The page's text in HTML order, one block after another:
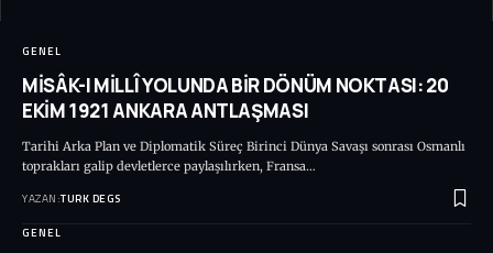
GENEL
MİSÂK-I MİLLÎ YOLUNDA BİR DÖNÜM NOKTASI: 20
EKİM 1921 ANKARA ANTLAŞMASI
Tarihi Arka Plan ve Diplomatik Süreç Birinci Dünya Savaşı sonrası Osmanlı
toprakları galip devletlerce paylaşılırken, Fransa…
YAZAN:TURK DEGS
GENEL